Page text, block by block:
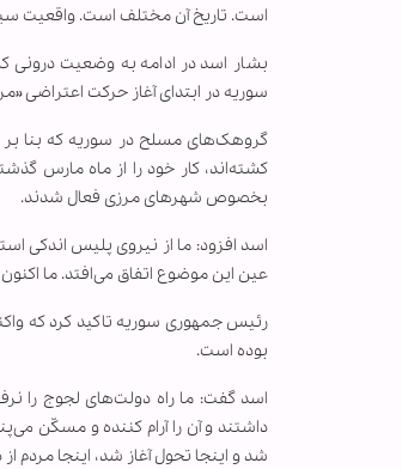
است. تاریخ آن مختلف است. واقعیت
بشار اسد در ادامه به وضعیت درونی
سوریه در ابتدای آغاز حرکت اعتراضی
کشته‌اند، کار خود را از ماه مارس
بخصوص شهرهای مرزی فعال شدند.
اسد افزود: ما از نیروی پلیس اندکی
عین این موضوع اتفاق می‌افتد. ما
رئیس جمهوری سوریه تاکید کرد که
بوده است.
اسد گفت: ما راه دولت‌های لجوج را
داشتند و آن را آرام کننده و مسکّن
شد و اینجا تحول آغاز شد، اینجا مردم